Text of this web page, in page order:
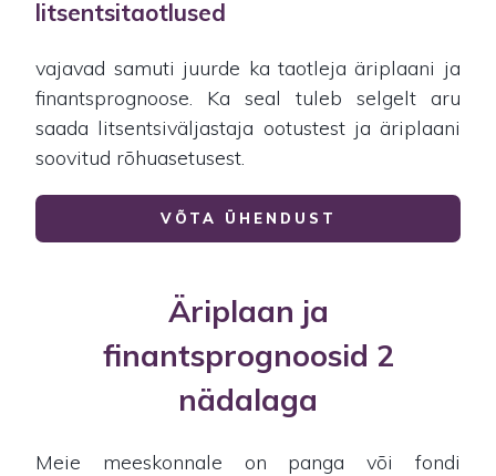
litsentsitaotlused
vajavad samuti juurde ka taotleja äriplaani ja
finantsprognoose. Ka seal tuleb selgelt aru
saada litsentsiväljastaja ootustest ja äriplaani
soovitud rõhuasetusest.
VÕTA ÜHENDUST
Äriplaan ja
finantsprognoosid 2
nädalaga
Meie meeskonnale on panga või fondi